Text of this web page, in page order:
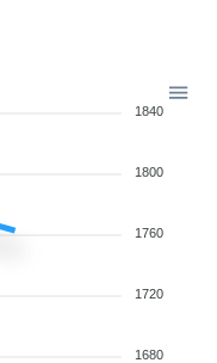
1840
1800
1760
1720
1680